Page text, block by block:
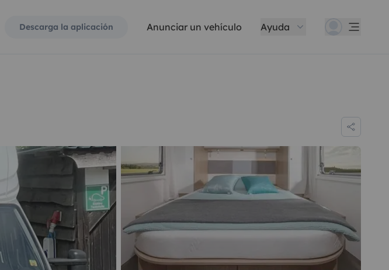
Descarga la aplicación Anunciar un vehículo Ayuda